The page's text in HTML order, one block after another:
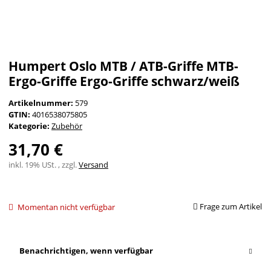
Humpert Oslo MTB / ATB-Griffe MTB-
Ergo-Griffe Ergo-Griffe schwarz/weiß
Artikelnummer: 579
GTIN: 4016538075805
Kategorie: Zubehör
31,70 €
inkl. 19% USt. , zzgl.Versand
Momentan nicht verfügbar Frage zum Artikel
Benachrichtigen, wenn verfügbar